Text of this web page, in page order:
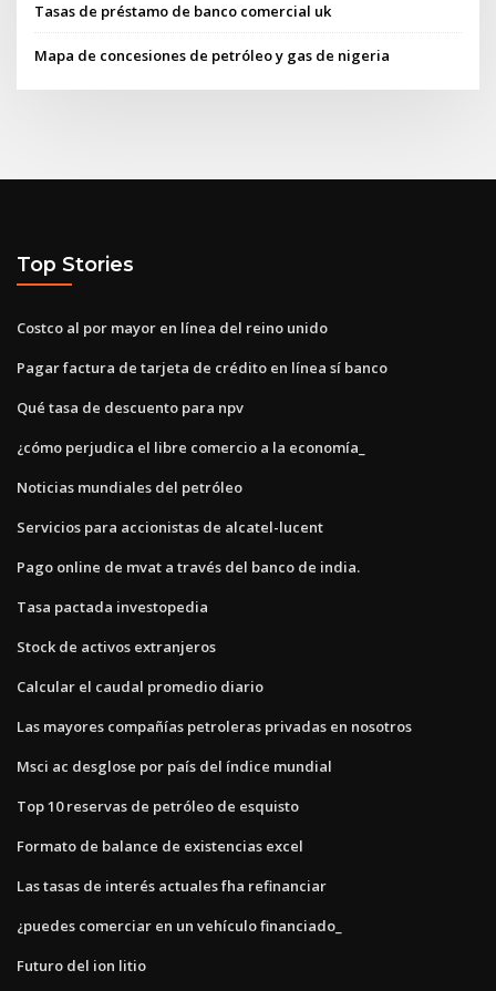
Tasas de préstamo de banco comercial uk
Mapa de concesiones de petróleo y gas de nigeria
Top Stories
Costco al por mayor en línea del reino unido
Pagar factura de tarjeta de crédito en línea sí banco
Qué tasa de descuento para npv
¿cómo perjudica el libre comercio a la economía_
Noticias mundiales del petróleo
Servicios para accionistas de alcatel-lucent
Pago online de mvat a través del banco de india.
Tasa pactada investopedia
Stock de activos extranjeros
Calcular el caudal promedio diario
Las mayores compañías petroleras privadas en nosotros
Msci ac desglose por país del índice mundial
Top 10 reservas de petróleo de esquisto
Formato de balance de existencias excel
Las tasas de interés actuales fha refinanciar
¿puedes comerciar en un vehículo financiado_
Futuro del ion litio